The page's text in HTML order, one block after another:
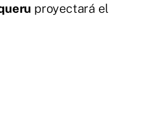
proyectará el